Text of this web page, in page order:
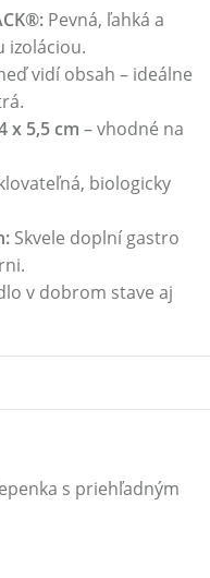
Pevná, ľahká a
izoláciou.
vidí obsah – ideálne
x 5,5 cm – vhodné na
biologicky
Skvele doplní gastro
v dobrom stave aj
s priehľadným